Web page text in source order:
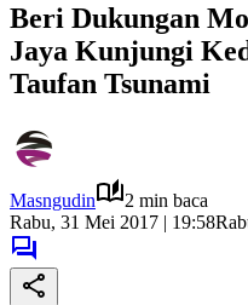
Beri Dukungan
Jaya Kunjungi
Taufan Tsunami
Masngudin
2 min baca
Rabu, 31 Mei 2017 | 19:58